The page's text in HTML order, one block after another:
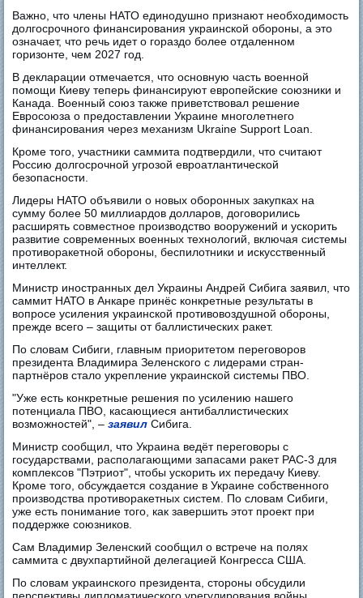
Важно, что члены НАТО единодушно признают необходимость
долгосрочного финансирования украинской обороны, а это
означает, что речь идет о гораздо более отдаленном
горизонте, чем 2027 год.
В декларации отмечается, что основную часть военной
помощи Киеву теперь финансируют европейские союзники и
Канада. Военный союз также приветствовал решение
Евросоюза о предоставлении Украине многолетнего
финансирования через механизм Ukraine Support Loan.
Кроме того, участники саммита подтвердили, что считают
Россию долгосрочной угрозой евроатлантической
безопасности.
Лидеры НАТО объявили о новых оборонных закупках на
сумму более 50 миллиардов долларов, договорились
расширять совместное производство вооружений и ускорить
развитие современных военных технологий, включая системы
противоракетной обороны, беспилотники и искусственный
интеллект.
Министр иностранных дел Украины Андрей Сибига заявил, что
саммит НАТО в Анкаре принёс конкретные результаты в
вопросе усиления украинской противовоздушной обороны,
прежде всего – защиты от баллистических ракет.
По словам Сибиги, главным приоритетом переговоров
президента Владимира Зеленского с лидерами стран-
партнёров стало укрепление украинской системы ПВО.
"Уже есть конкретные решения по усилению нашего
потенциала ПВО, касающиеся антибаллистических
возможностей", –заявил Сибига.
Министр сообщил, что Украина ведёт переговоры с
государствами, располагающими запасами ракет PAC-3 для
комплексов "Пэтриот", чтобы ускорить их передачу Киеву.
Кроме того, обсуждается создание в Украине собственного
производства противоракетных систем. По словам Сибиги,
уже есть понимание того, как завершить этот проект при
поддержке союзников.
Сам Владимир Зеленский сообщил о встрече на полях
саммита с двухпартийной делегацией Конгресса США.
По словам украинского президента, стороны обсудили
перспективы дипломатического урегулирования войны,